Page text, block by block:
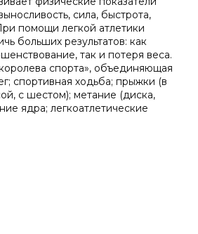
сила, быстрота,
помощи легкой атлетики
больших результатов: как
так и потеря веса.
спорта», объединяющая
спортивная ходьба; прыжки (в
с шестом); метание (диска,
ядра; легкоатлетические